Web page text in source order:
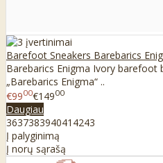
Barefoot Sneakers Barebarics
Barebarics Enigma Ivory barefoot
„Barebarics Enigma“ ..
€9900€14900
Daugiau
363738394041 4243
Į palyginimą
Į norų sąrašą